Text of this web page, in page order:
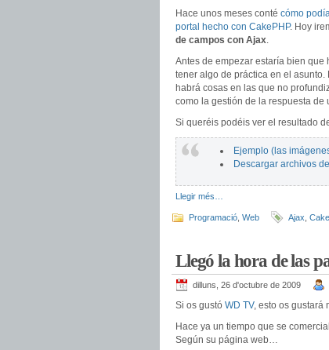
Hace unos meses conté cómo
portal hecho con CakePHP. Hoy
de campos con Ajax.
Antes de empezar estaría bien
tener algo de práctica en el
habrá cosas en las que no
como la gestión de la respuesta
Si queréis podéis ver el resultado
Ejemplo (las
Descargar archivos
Llegir més…
Programació Web Ajax
Llegó la hora de las
dilluns, 26 d'octubre de 2009
Si os gustó WD TV, esto os gustará
Hace ya un tiempo que se
Según su página web…